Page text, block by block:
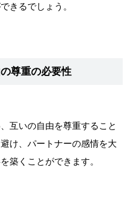
きるでしょう。
尊重の必要性
互いの自由を尊重すること
け、パートナーの感情を大
築くことができます。